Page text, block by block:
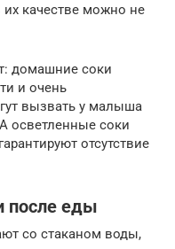
качестве можно не
домашние соки
и очень
вызвать у малыша
осветленные соки
отсутствие
после еды
со стаканом воды,